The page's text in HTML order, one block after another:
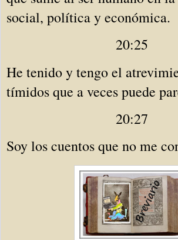
social, política y económica.
20:25
He tenido y tengo el
tímidos que a veces puede
20:27
Soy los cuentos que no me